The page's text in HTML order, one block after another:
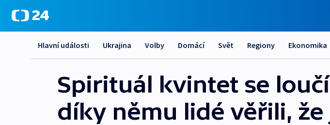
Hlavní události Ukrajina Volby Domácí Svět Regiony Ekonomika
Spirituál kvintet se
díky němu lidé věřili,